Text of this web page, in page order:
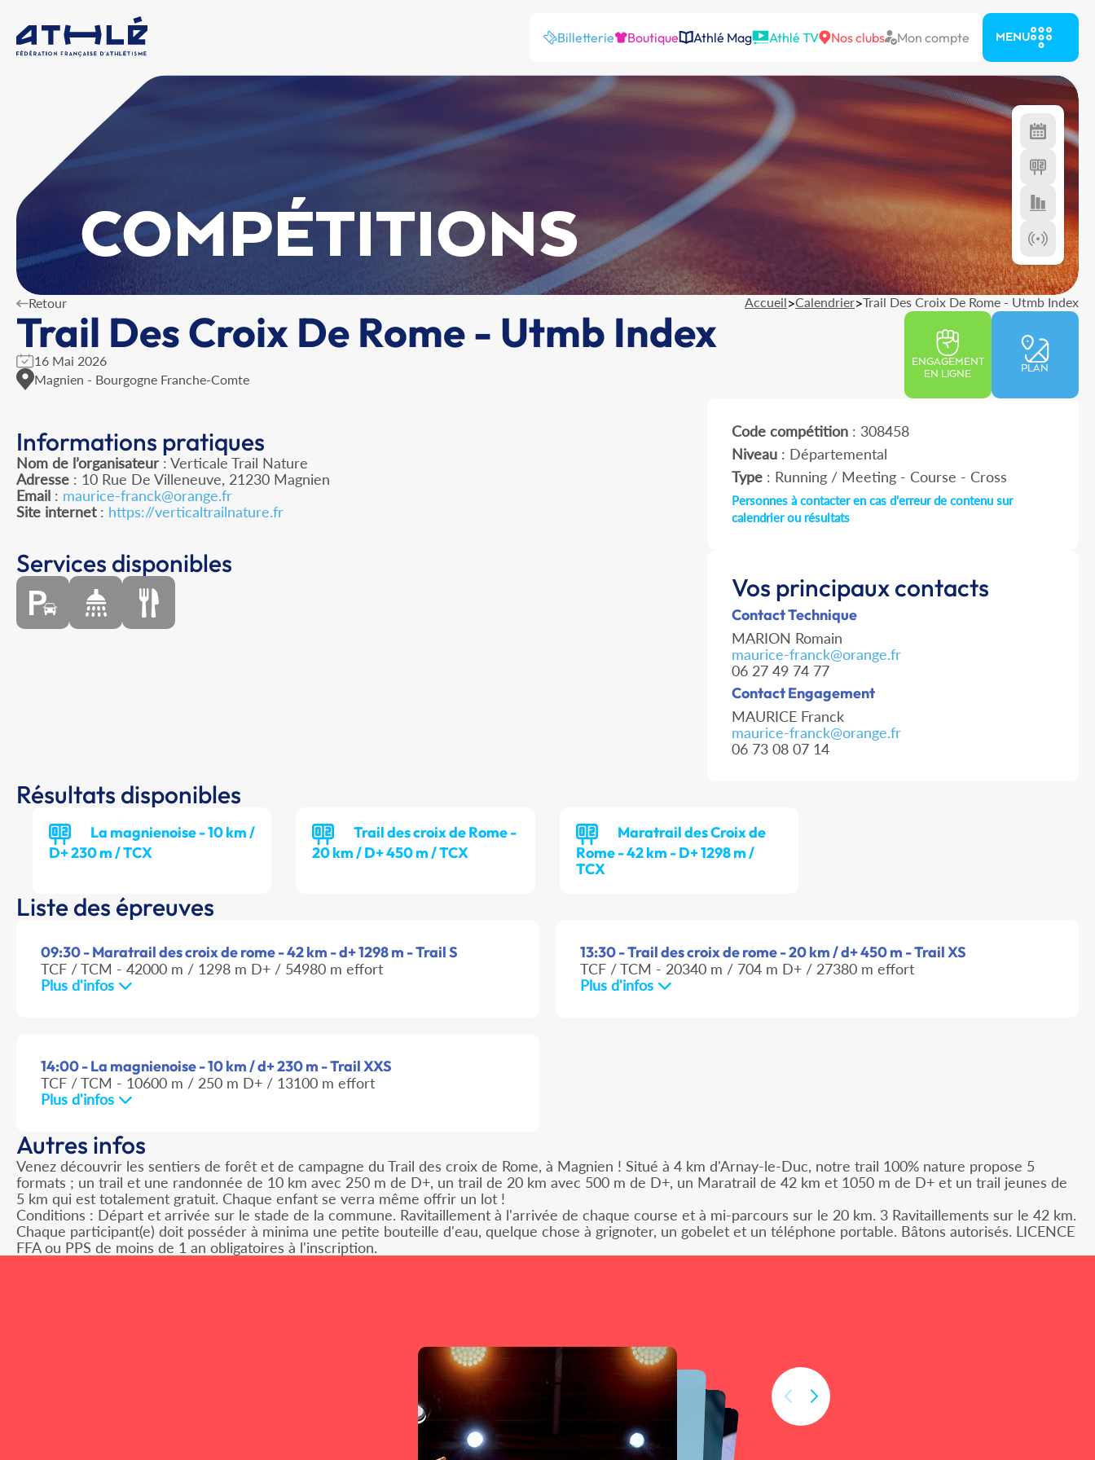
Billetterie Boutique Athlé Mag Athlé TV Nos clubs Mon compte MENU
COMPÉTITIONS
Retour Accueil>Calendrier>Trail Des Croix De Rome - Utmb Index
Trail Des Croix De Rome - Utmb Index
16 Mai 2026
Magnien - Bourgogne Franche-Comte
ENGAGEMENT
EN LIGNE
PLAN
Informations pratiques
Nom de l’organisateur : Verticale Trail Nature
Adresse : 10 Rue De Villeneuve, 21230 Magnien
Email : maurice-franck@orange.fr
Site internet: https://verticaltrailnature.fr
Code compétition: 308458
Niveau: Départemental
Type: Running / Meeting - Course - Cross
Personnes à contacter en cas d'erreur de contenu sur
calendrier ou résultats
Services disponibles
Vos principaux contacts
Contact Technique
MARION Romain
maurice-franck@orange.fr
06 27 49 74 77
Contact Engagement
MAURICE Franck
maurice-franck@orange.fr
06 73 08 07 14
Résultats disponibles
La magnienoise - 10 km /
D+ 230 m / TCX
Trail des croix de Rome -
20 km / D+ 450 m / TCX
Maratrail des Croix de
Rome - 42 km - D+ 1298 m /
TCX
Liste des épreuves
09:30 - Maratrail des croix de rome - 42 km - d+ 1298 m - Trail S
TCF / TCM - 42000 m / 1298 m D+ / 54980 m effort
Plus d'infos
13:30 - Trail des croix de rome - 20 km / d+ 450 m - Trail XS
TCF / TCM - 20340 m / 704 m D+ / 27380 m effort
Plus d'infos
14:00 - La magnienoise - 10 km / d+ 230 m - Trail XXS
TCF / TCM - 10600 m / 250 m D+ / 13100 m effort
Plus d'infos
Autres infos
Venez découvrir les sentiers de forêt et de campagne du Trail des croix de Rome, à Magnien ! Situé à 4 km d'Arnay-le-Duc, notre trail 100% nature propose 5
formats ; un trail et une randonnée de 10 km avec 250 m de D+, un trail de 20 km avec 500 m de D+, un Maratrail de 42 km et 1050 m de D+ et un trail jeunes de
5 km qui est totalement gratuit. Chaque enfant se verra même offrir un lot !
Conditions : Départ et arrivée sur le stade de la commune. Ravitaillement à l'arrivée de chaque course et à mi-parcours sur le 20 km. 3 Ravitaillements sur le 42 km.
Chaque participant(e) doit posséder à minima une petite bouteille d'eau, quelque chose à grignoter, un gobelet et un téléphone portable. Bâtons autorisés. LICENCE
FFA ou PPS de moins de 1 an obligatoires à l'inscription.